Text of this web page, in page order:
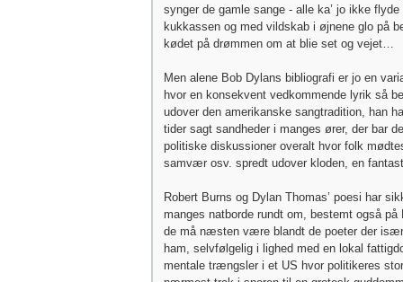
synger de gamle sange - alle ka’ jo ikke flyde
kukkassen og med vildskab i øjnene glo på
kødet på drømmen om at blie set og vejet…
Men alene Bob Dylans bibliografi er jo en
hvor en konsekvent vedkommende lyrik så
udover den amerikanske sangtradition, han
tider sagt sandheder i manges ører, der bar
politiske diskussioner overalt hvor folk
samvær osv. spredt udover kloden, en
Robert Burns og Dylan Thomas’ poesi har
manges natborde rundt om, bestemt også på
de må næsten være blandt de poeter der
ham, selvfølgelig i lighed med en lokal
mentale trængsler i et US hvor politikeres